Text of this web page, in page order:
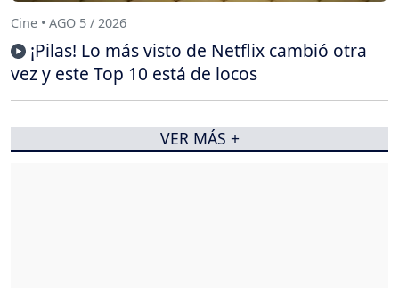
Cine • AGO 5 / 2026
¡Pilas! Lo más visto de Netflix cambió otra
vez y este Top 10 está de locos
VER MÁS +